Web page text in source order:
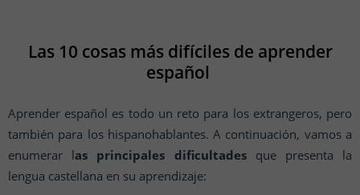
Las 10 cosas más difíciles de aprender
español
Aprender español es todo un reto para los extrangeros, pero
también para los hispanohablantes. A continuación, vamos a
enumerar las principales dificultadesque presenta la
lengua castellana en su aprendizaje: